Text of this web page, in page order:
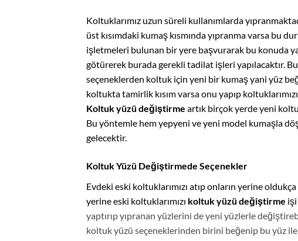
Koltuklarımız uzun süreli kullanımlarda
üst kısımdaki kumaş kısmında yıpranma varsa bu
işletmeleri bulunan bir yere başvurarak bu konuda
götürerek burada gerekli tadilat işleri yapılacaktır.
seçeneklerden koltuk için yeni bir kumaş yani yüz
koltukta tamirlik kısım varsa onu yapıp
Koltuk yüzü değiştirme artık birçok yerde yeni
Bu yöntemle hem yepyeni ve yeni model kumaşla
gelecektir.
Koltuk Yüzü Değiştirmede Seçenekler
Evdeki eski koltuklarımızı atıp onların yerine
yerine eski koltuklarımızı koltuk yüzü değiştirme
yaptırıp yıpranan yüzlerini de yeni yüzlerle
koltuk yüzü seçeneklerinden birini beğenip bu yüz ile